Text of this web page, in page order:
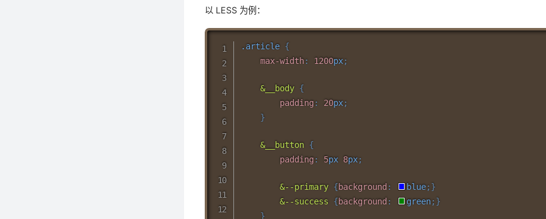
以 LESS 为例：
.article {
max-width: 1200px;
&__body {
padding : 20px;
}
&__button {
padding : 5px 8px;
&--primary {background : blue; }
&--success
{background : green; }
}